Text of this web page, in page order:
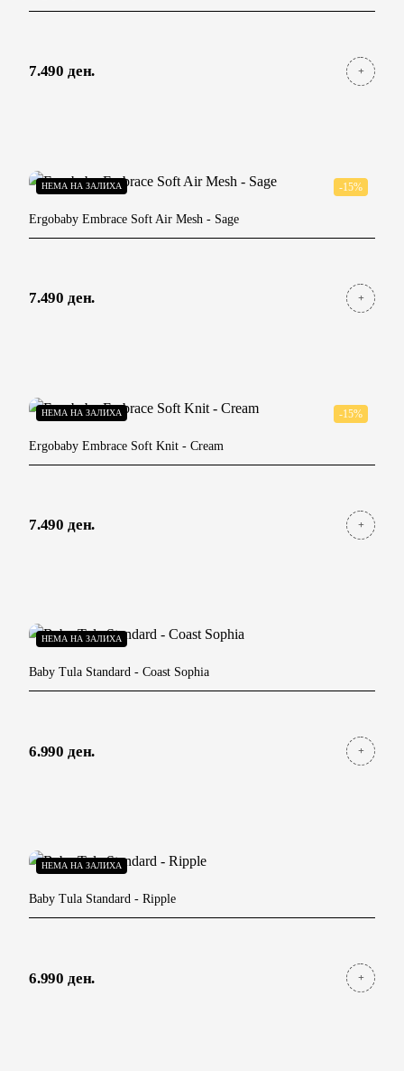
7.490 ден.
-15%
НЕМА НА ЗАЛИХА
Ergobaby Embrace Soft Air Mesh - Sage
7.490 ден.
-15%
НЕМА НА ЗАЛИХА
Ergobaby Embrace Soft Knit - Cream
7.490 ден.
НЕМА НА ЗАЛИХА
Baby Tula Standard - Coast Sophia
6.990 ден.
НЕМА НА ЗАЛИХА
Baby Tula Standard - Ripple
6.990 ден.